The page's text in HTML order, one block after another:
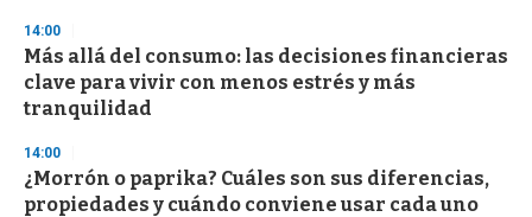
d
s
14:00
Más allá del consumo: las decisiones financieras
clave para vivir con menos estrés y más
tranquilidad
14:00
¿Morrón o paprika? Cuáles son sus diferencias,
propiedades y cuándo conviene usar cada uno